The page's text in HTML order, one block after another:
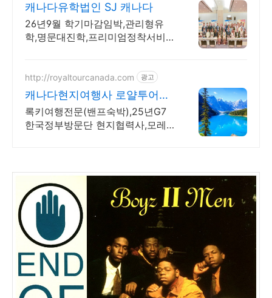
캐나다유학법인 SJ 캐나다
26년9월 학기마감임박,관리형유
학,명문대진학,프리미엄정착서비
자녀무상, 보딩스쿨
http://royaltourcanada.com 광고
캐나다현지여행사 로얄투어
25년G7 한국방문단 협력사
록키여행전문(밴프숙박),25년G7
한국정부방문단 현지협력사,모레